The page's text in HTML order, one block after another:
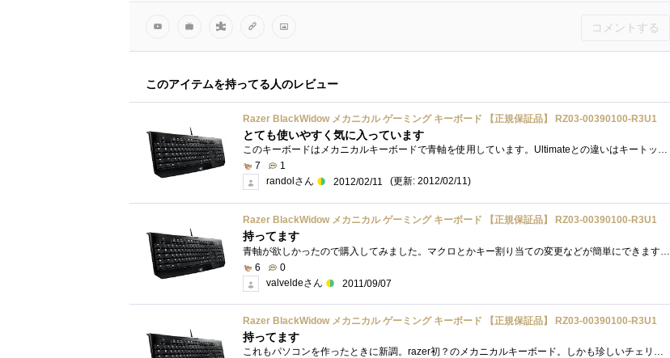
コメントする
このアイテムを持ってる人のレビュー
Razer BlackWidow メカニカル ゲーミング キーボード 【正規保証品】 RZ03-00390100-R3U1
とても使いやすく気に入っています
このキーボードはメカニカルキーボードで青軸を使用しています。Ultimateとの違いはキートップが青く光る、サイドにUSBコネクタとがついている、...
7
1
randolさん
2012/02/11 (更新: 2012/02/11)
Razer BlackWidow メカニカル ゲーミング キーボード 【正規保証品】 RZ03-00390100-R3U1
持ってます
青軸が欲しかったので購入してみました。マクロとかキー割り当ての変更などが簡単にできますがゲームで利用するのは難しいと思いました。キ�...
6
0
valveldeさん
2011/09/07
Razer BlackWidow メカニカル ゲーミング キーボード 【正規保証品】 RZ03-00390100-R3U1
持ってます
これもパソコンを作ったときに新調。razer初？のメカニカルキーボード。しかも珍しいチェリーの青軸ですよ青軸。押しやすさとかは一般的な範囲...